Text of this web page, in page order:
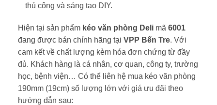
thủ công và sáng tạo DIY.
Hiện tại sản phẩm kéo văn phòng Deli mã 6001
đang được bán chính hãng tại VPP Bến Tre. Với
cam kết về chất lượng kèm hóa đơn chứng từ đầy
đủ. Khách hàng là cá nhân, cơ quan, công ty, trường
học, bệnh viện… Có thể liên hệ mua kéo văn phòng
190mm (19cm) số lượng lớn với giá ưu đãi theo
hướng dẫn sau: